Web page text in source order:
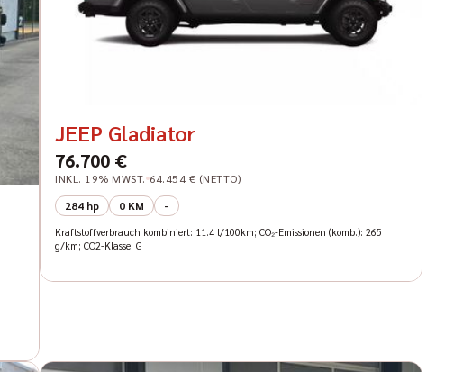
JEEP Gladiator
76.700 €
INKL. 19% MWST. 64.454 € (NETTO)
284 hp
0 KM -
Kraftstoffverbrauch kombiniert: 11.4 l/100km; CO₂-Emissionen (komb.): 265
g/km; CO2-Klasse: G